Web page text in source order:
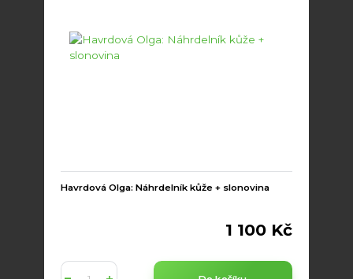
Havrdová Olga: Náhrdelník kůže + slonovina
1 100 Kč